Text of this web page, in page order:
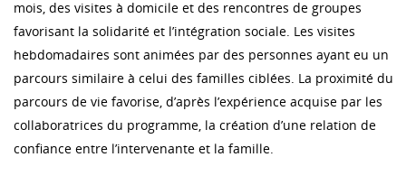
mois, des visites à domicile et des rencontres de groupes
favorisant la solidarité et l’intégration sociale. Les visites
hebdomadaires sont animées par des personnes ayant eu un
parcours similaire à celui des familles ciblées. La proximité du
parcours de vie favorise, d’après l’expérience acquise par les
collaboratrices du programme, la création d’une relation de
confiance entre l’intervenante et la famille.